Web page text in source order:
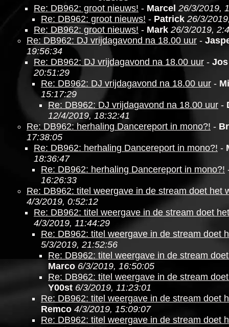
Re: DB962: groot nieuws! - Marcel 26/3/2019,
Re: DB962: groot nieuws! - Patrick 26/3/
Re: DB962: groot nieuws! - Mark 26/3/2019,
Re: DB962: DJ vrijdagavond na 18.00 uur -
19:56:34
Re: DB962: DJ vrijdagavond na 18.00 uur - Jos
20:51:29
Re: DB962: DJ vrijdagavond na 18.00 uur -
15:17:29
Re: DB962: DJ vrijdagavond na 18.00 uur -
12/4/2019, 18:32:41
Re: DB962: herhaling Dancereport in mono?! -
17:38:05
Re: DB962: herhaling Dancereport in mono?! -
18:36:47
Re: DB962: herhaling Dancereport in mono?!
16:26:33
Re: DB962: titel weergave in de stream doet het
4/3/2019, 0:52:12
Re: DB962: titel weergave in de stream doet
4/3/2019, 11:44:29
Re: DB962: titel weergave in de stream doet
5/3/2019, 21:52:56
Re: DB962: titel weergave in de stream
Marco 6/3/2019, 16:50:05
Re: DB962: titel weergave in de stream
Y00st 6/3/2019, 11:23:01
Re: DB962: titel weergave in de stream doet
Remco 4/3/2019, 15:09:07
Re: DB962: titel weergave in de stream doet